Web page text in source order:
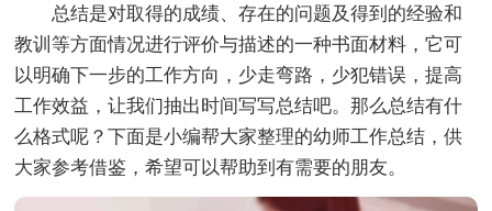
总结是对取得的成绩、存在的问题及得到的经验和
教训等方面情况进行评价与描述的一种书面材料，它可
以明确下一步的工作方向，少走弯路，少犯错误，提高
工作效益，让我们抽出时间写写总结吧。那么总结有什
么格式呢？下面是小编帮大家整理的幼师工作总结，供
大家参考借鉴，希望可以帮助到有需要的朋友。